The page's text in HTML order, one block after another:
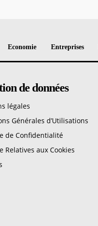
Economie Entreprises
de données
légales
Générales d’Utilisations
de Confidentialité
Relatives aux Cookies